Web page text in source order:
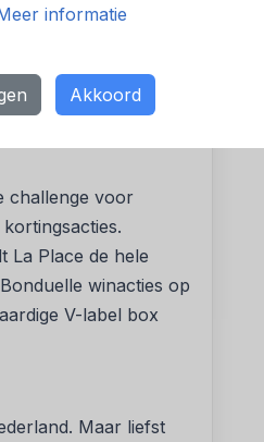
informatie
Akkoord
gasten op al hun
consumenten
challenge voor
La Place de hele
winacties op
V-label box
Maar liefst